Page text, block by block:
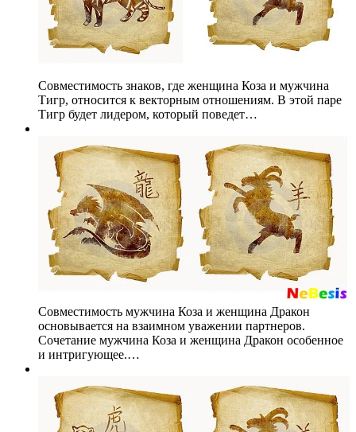
Совместимость знаков, где женщина Коза и мужчина
Тигр, относится к векторным отношениям. В этой паре
Тигр будет лидером, который поведет…
Совместимость мужчина Коза и женщина Дракон
основывается на взаимном уважении партнеров.
Сочетание мужчина Коза и женщина Дракон особенное
и интригующее.…